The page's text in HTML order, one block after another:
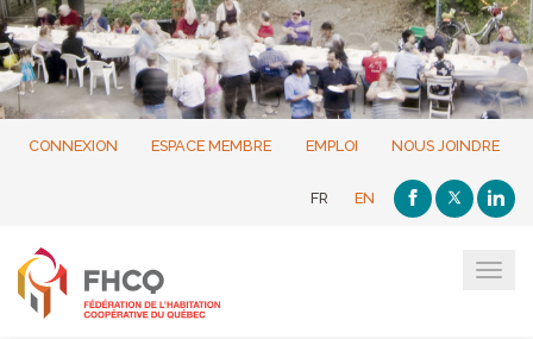
CONNEXION ESPACE MEMBRE EMPLOI NOUS JOINDRE
FR EN